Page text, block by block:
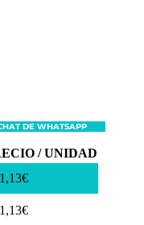
DE WHATSAPP
/ UNIDAD
1,13€
1,13€